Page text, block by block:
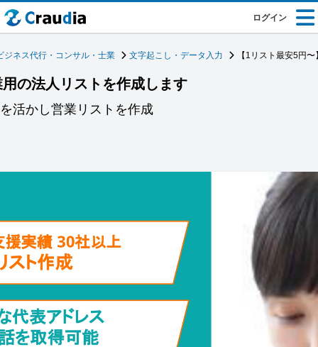
ログイン
ジネス代行・コンサル・士業 文字起こし・データ入力 【1リスト最安5円
の法人リストを作成します
活かし営業リストを作成